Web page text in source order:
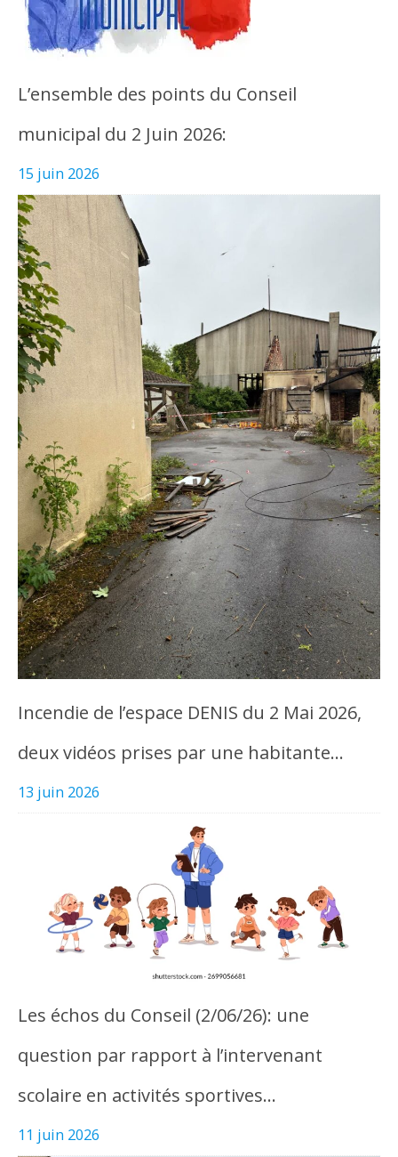
L’ensemble des points du Conseil
municipal du 2 Juin 2026:
15 juin 2026
Incendie de l’espace DENIS du 2 Mai 2026,
deux vidéos prises par une habitante…
13 juin 2026
Les échos du Conseil (2/06/26): une
question par rapport à l’intervenant
scolaire en activités sportives…
11 juin 2026